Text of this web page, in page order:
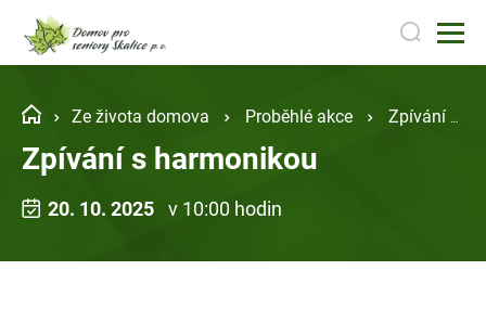
Ze života domova Proběhlé akce Zpívání s harmonikou
Zpívání s harmonikou
20. 10. 2025 v 10:00 hodin